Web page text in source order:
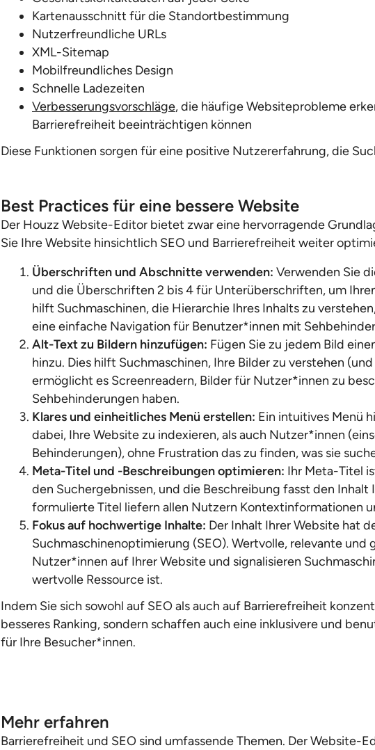
Kartenausschnitt für die Standortbestimmung
Nutzerfreundliche URLs
XML-Sitemap
Mobilfreundliches Design
Schnelle Ladezeiten
Verbesserungsvorschläge, die häufige Websiteprobleme
Barrierefreiheit beeinträchtigen können
Diese Funktionen sorgen für eine positive Nutzererfahrung, die
Best Practices für eine bessere Website
Der Houzz Website-Editor bietet zwar eine hervorragende
Sie Ihre Website hinsichtlich SEO und Barrierefreiheit weiter
Überschriften und Abschnitte verwenden: Verwenden Sie
und die Überschriften 2 bis 4 für Unterüberschriften, um
hilft Suchmaschinen, die Hierarchie Ihres Inhalts zu
eine einfache Navigation für Benutzer*innen mit
Alt-Text zu Bildern hinzufügen: Fügen Sie zu jedem Bild
hinzu. Dies hilft Suchmaschinen, Ihre Bilder zu verstehen
ermöglicht es Screenreadern, Bilder für Nutzer*innen zu
Sehbehinderungen haben.
Klares und einheitliches Menü erstellen: Ein intuitives Menü
dabei, Ihre Website zu indexieren, als auch Nutzer*innen
Behinderungen), ohne Frustration das zu finden, was sie
Meta-Titel und -Beschreibungen optimieren: Ihr Meta-Titel
den Suchergebnissen, und die Beschreibung fasst den Inhalt
formulierte Titel liefern allen Nutzern Kontextinformationen
Fokus auf hochwertige Inhalte: Der Inhalt Ihrer Website hat
Suchmaschinenoptimierung (SEO). Wertvolle, relevante und
Nutzer*innen auf Ihrer Website und signalisieren
wertvolle Ressource ist.
Indem Sie sich sowohl auf SEO als auch auf Barrierefreiheit
besseres Ranking, sondern schaffen auch eine inklusivere und
für Ihre Besucher*innen.
Mehr erfahren
Barrierefreiheit und SEO sind umfassende Themen. Der Website-